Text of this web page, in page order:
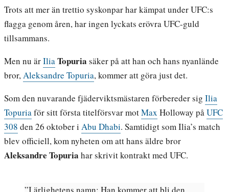
Trots att mer än trettio syskonpar har kämpat under UFC:s
flagga genom åren, har ingen lyckats erövra UFC-guld
tillsammans.
Men nu ärIliaTopuria säker på att han och hans nyanlände
bror,Aleksandre Topuria, kommer att göra just det.
Som den nuvarande fjäderviktsmästaren förbereder sig Ilia
Topuriaför sitt första titelförsvar motMax Holloway påUFC
308 den 26 oktober i Abu Dhabi. Samtidigt som Ilia’s match
blev officiell, kom nyheten om att hans äldre bror
Aleksandre Topuria har skrivit kontrakt med UFC.